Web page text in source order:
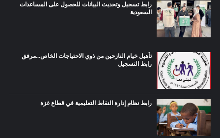
رابط تسجيل وتحديث البيانات للحصول على المساعدات
السعودية
تأهيل خيام النازحين من ذوي الاحتياجات الخاص...مرفق
رابط التسجيل
رابط نظام إدارة النقاط التعليمية في قطاع غزة